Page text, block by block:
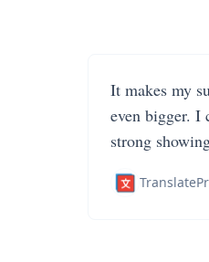
It makes my
even bigger. I
strong